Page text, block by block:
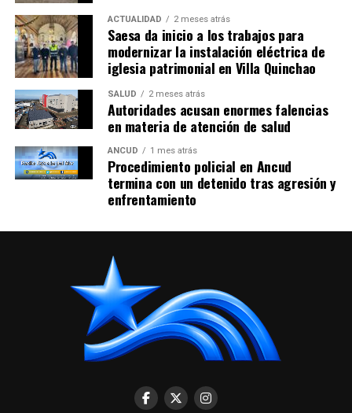
ACTUALIDAD 2 meses atrás
Saesa da inicio a los trabajos para
modernizar la instalación eléctrica de
iglesia patrimonial en Villa Quinchao
SALUD 2 meses atrás
Autoridades acusan enormes falencias
en materia de atención de salud
ANCUD 1 mes atrás
Procedimiento policial en Ancud
termina con un detenido tras agresión y
enfrentamiento